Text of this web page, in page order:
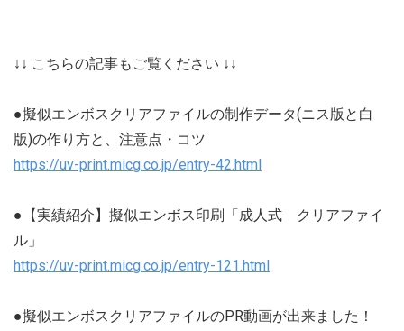
↓↓ こちらの記事もご覧ください ↓↓
●擬似エンボスクリアファイルの制作データ(ニス版と白
版)の作り方と、注意点・コツ
https://uv-print.micg.co.jp/entry-42.html
●【実績紹介】擬似エンボス印刷「成人式 クリアファイ
ル」
https://uv-print.micg.co.jp/entry-121.html
●擬似エンボスクリアファイルのPR動画が出来ました！